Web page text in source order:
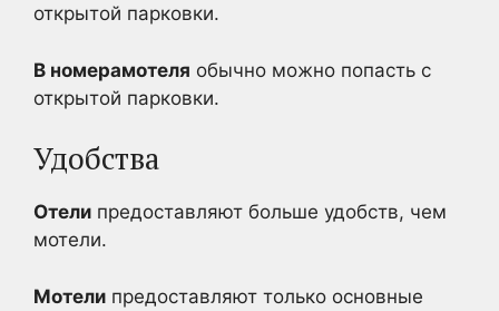
открытой парковки.
В номерамотеля обычно можно попасть с
открытой парковки.
Удобства
Отели предоставляют больше удобств, чем
мотели.
Мотели предоставляют только основные